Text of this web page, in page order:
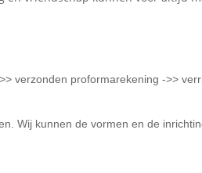
verzonden proformarekening ->>
Wij kunnen de vormen en de